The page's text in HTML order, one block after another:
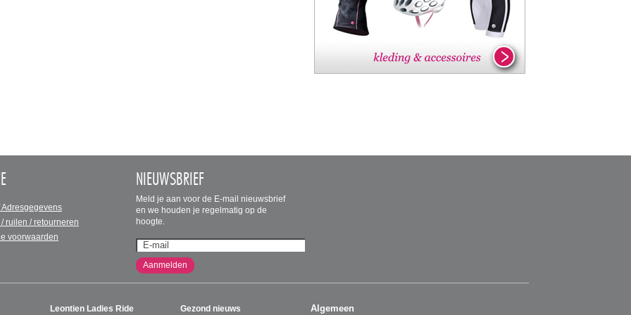
Adresgegevens
ruilen / retourneren
voorwaarden
NIEUWSBRIEF
Meld je aan voor de E-mail nieuwsbrief
en we houden je regelmatig op de
hoogte.
Aanmelden
Leontien Ladies Ride Gezond nieuws Algemeen